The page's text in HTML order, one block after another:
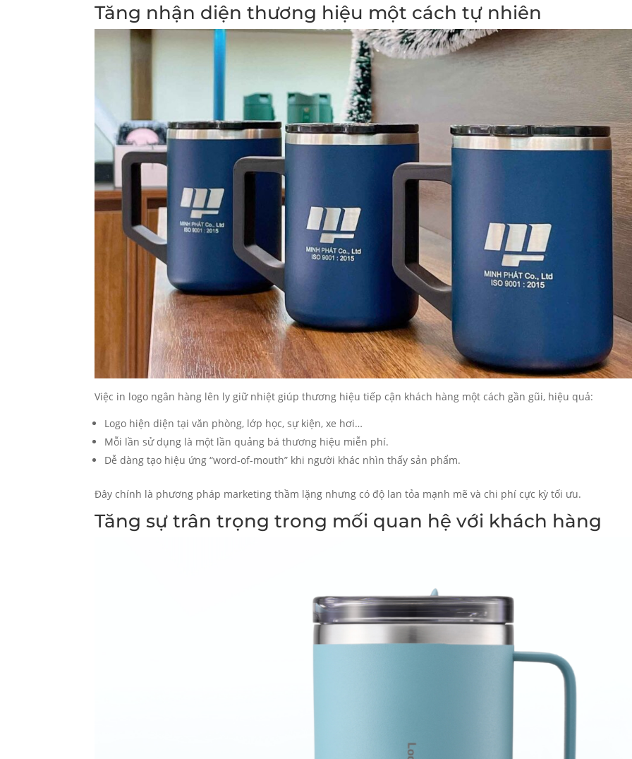
Tăng nhận diện thương hiệu một cách tự nhiên
Việc in logo ngân hàng lên ly giữ nhiệt giúp thương hiệu tiếp cận khách hàng một cách gần gũi, hiệu quả:
Logo hiện diện tại văn phòng, lớp học, sự kiện, xe hơi…
Mỗi lần sử dụng là một lần quảng bá thương hiệu miễn phí.
Dễ dàng tạo hiệu ứng “word-of-mouth” khi người khác nhìn thấy sản phẩm.
Đây chính là phương pháp marketing thầm lặng nhưng có độ lan tỏa mạnh mẽ và chi phí cực kỳ tối ưu.
Tăng sự trân trọng trong mối quan hệ với khách hàng